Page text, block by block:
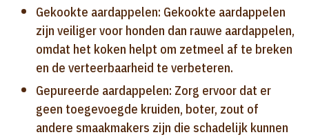
Gekookte aardappelen: Gekookte aardappelen
zijn veiliger voor honden dan rauwe aardappelen,
omdat het koken helpt om zetmeel af te breken
en de verteerbaarheid te verbeteren.
Gepureerde aardappelen: Zorg ervoor dat er
geen toegevoegde kruiden, boter, zout of
andere smaakmakers zijn die schadelijk kunnen